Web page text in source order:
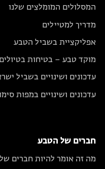
המסלולים המומלצים שלנו
מדריך למטיילים
אפליקציית בשביל הטבע
מוקד טבע – בטיחות בטיולים
עדכונים ושינויים בשביל
עדכונים ושינויים במפות
חברים של הטבע
מה זה אומר להיות חברים